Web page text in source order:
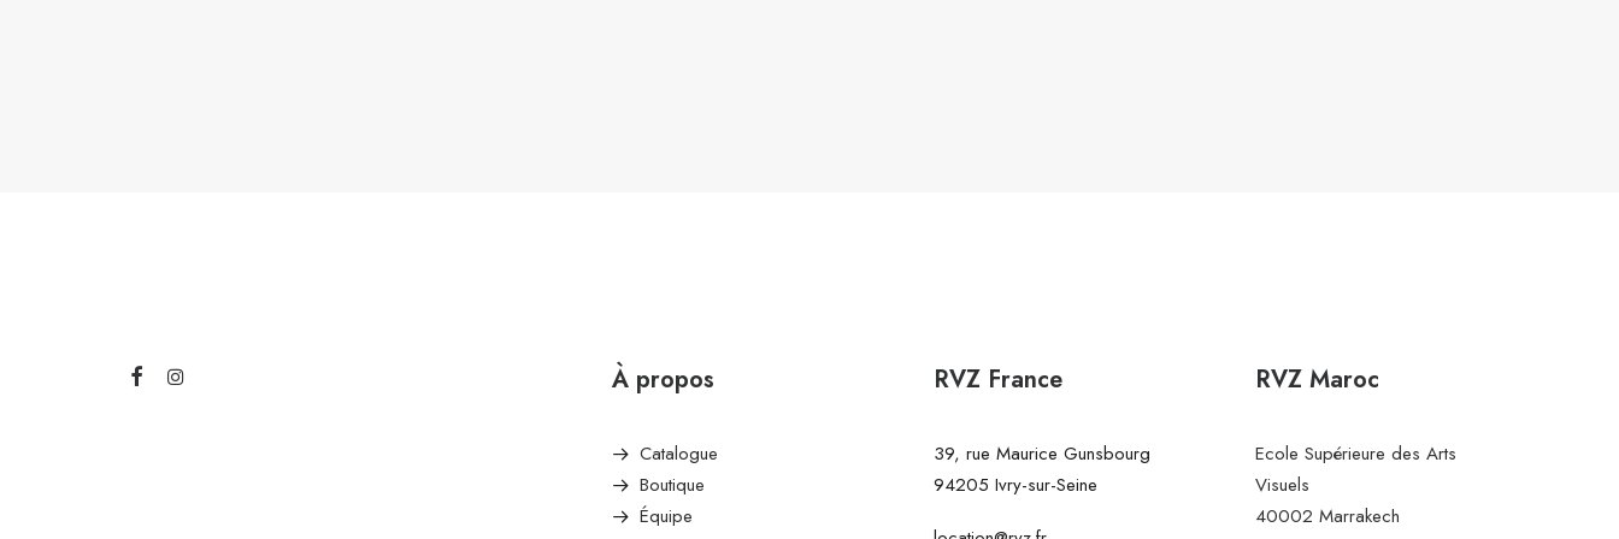
À propos
Catalogue
Boutique
Équipe
RVZ France
39, rue Maurice Gunsbourg
94205 Ivry-sur-Seine
RVZ Maroc
Ecole Supérieure des Arts
Visuels
40002 Marrakech